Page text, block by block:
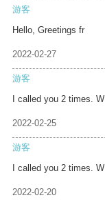
游客
Hello, Greetings fr
2022-02-27
游客
I called you 2 times. W
2022-02-25
游客
I called you 2 times. W
2022-02-20